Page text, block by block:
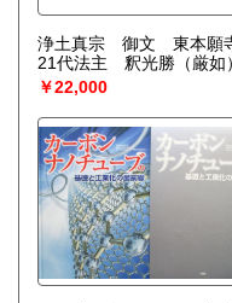
浄土真宗 御文 東本願
21代法主 釈光勝（厳如）
￥22,000